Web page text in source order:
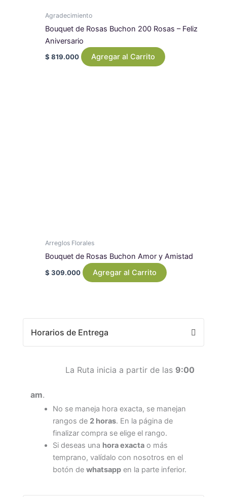
Agradecimiento
Bouquet de Rosas Buchon 200 Rosas – Feliz
Aniversario
$ 819.000 Agregar al Carrito
Arreglos Florales
Bouquet de Rosas Buchon Amor y Amistad
$ 309.000 Agregar al Carrito
Horarios de Entrega
La Ruta inicia a partir de las 9:00
am.
No se maneja hora exacta, se manejan
rangos de 2 horas. En la página de
finalizar compra se elige el rango.
Si deseas una hora exactao más
temprano, valídalo con nosotros en el
botón de whatsappen la parte inferior.